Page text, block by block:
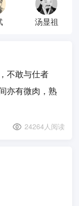
汤显祖
不敢与仕者
亦有微肉，熟
24264人阅读